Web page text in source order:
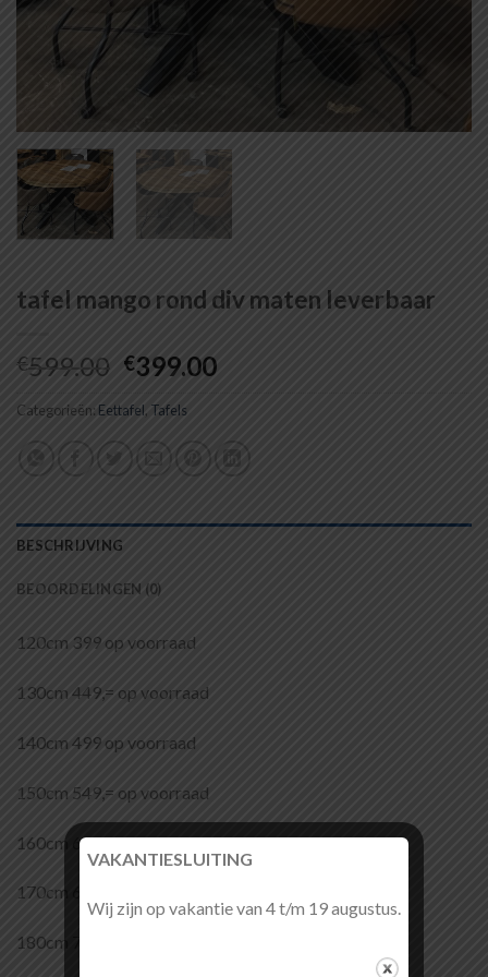
tafel mango rond div maten leverbaar
€599.00 Oorspronkelijke
was:
€599.00.
€399.00Huidige
€399.00.
Categorieën: Eettafel, Tafels
BESCHRIJVING
BEOORDELINGEN (0)
120cm 399 op voorraad
130cm 449,= op voorraad
140cm 499 op voorraad
150cm 549,= op voorraad
160cm 649 op bestelling
170cm 699= op bestelling
180cm 749,=op bestelling
VAKANTIESLUITING
Wij zijn op vakantie van 4 t/m 19 augustus.